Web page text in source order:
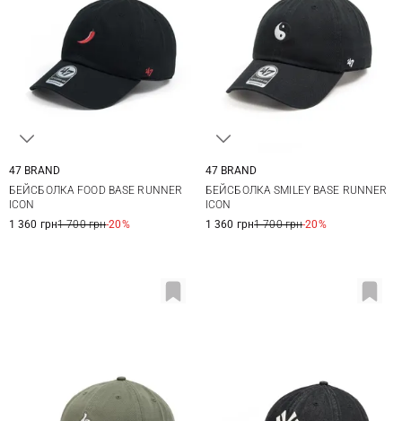
47 BRAND
БЕЙСБОЛКА FOOD BASE RUNNER
ICON
1 360 грн1 700 грн-20%
47 BRAND
БЕЙСБОЛКА SMILEY BASE RUNNER
ICON
1 360 грн1 700 грн-20%